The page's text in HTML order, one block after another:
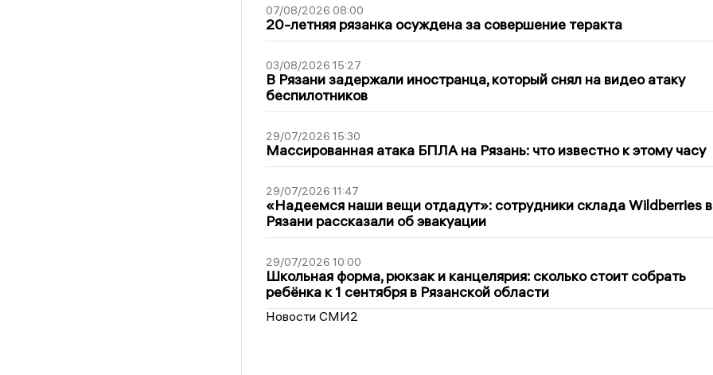
07/08/2026 08:00
20-летняя рязанка осуждена за совершение теракта
03/08/2026 15:27
В Рязани задержали иностранца, который снял на видео атаку
беспилотников
29/07/2026 15:30
Массированная атака БПЛА на Рязань: что известно к этому часу
29/07/2026 11:47
«Надеемся наши вещи отдадут»: сотрудники склада Wildberries в
Рязани рассказали об эвакуации
29/07/2026 10:00
Школьная форма, рюкзак и канцелярия: сколько стоит собрать
ребёнка к 1 сентября в Рязанской области
Новости СМИ2